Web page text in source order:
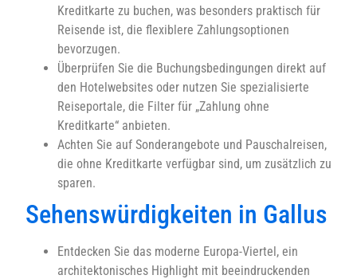
Kreditkarte zu buchen, was besonders praktisch für
Reisende ist, die flexiblere Zahlungsoptionen
bevorzugen.
Überprüfen Sie die Buchungsbedingungen direkt auf
den Hotelwebsites oder nutzen Sie spezialisierte
Reiseportale, die Filter für „Zahlung ohne
Kreditkarte“ anbieten.
Achten Sie auf Sonderangebote und Pauschalreisen,
die ohne Kreditkarte verfügbar sind, um zusätzlich zu
sparen.
Sehenswürdigkeiten in Gallus
Entdecken Sie das moderne Europa-Viertel, ein
architektonisches Highlight mit beeindruckenden